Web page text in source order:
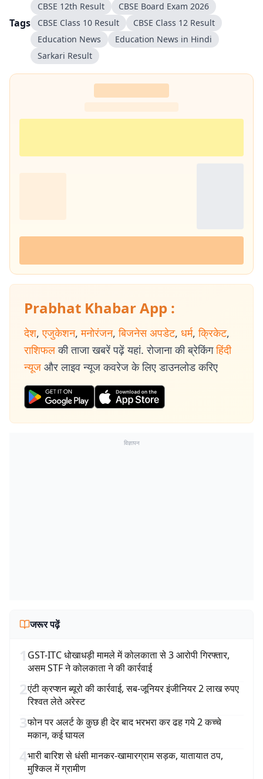
Tags
CBSE 12th Result
CBSE Board Exam 2026
CBSE Class 10 Result
CBSE Class 12 Result
Education News
Education News in Hindi
Sarkari Result
Prabhat Khabar App :
देश, एजुकेशन, मनोरंजन, बिजनेस अपडेट, धर्म, क्रिकेट,
राशिफल की ताजा खबरें पढ़ें यहां. रोजाना की ब्रेकिंग हिंदी
न्यूज और लाइव न्यूज कवरेज के लिए डाउनलोड करिए
विज्ञापन
जरूर पढ़ें
1 GST-ITC धोखाधड़ी मामले में कोलकाता से 3 आरोपी गिरफ्तार,
असम STF ने कोलकाता ने की कार्रवाई
2एंटी क्रप्शन ब्यूरो की कार्रवाई, सब-जूनियर इंजीनियर 2 लाख रुपए
रिश्वत लेते अरेस्ट
3फोन पर अलर्ट के कुछ ही देर बाद भरभरा कर ढह गये 2 कच्चे
मकान, कई घायल
4भारी बारिश से धंसी मानकर-खामारग्राम सड़क, यातायात ठप,
मुश्किल में ग्रामीण